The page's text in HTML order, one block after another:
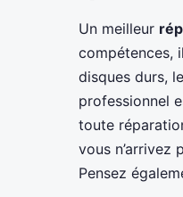
Un meilleur
compétences,
disques durs,
professionnel
toute
vous n’arrivez
Pensez